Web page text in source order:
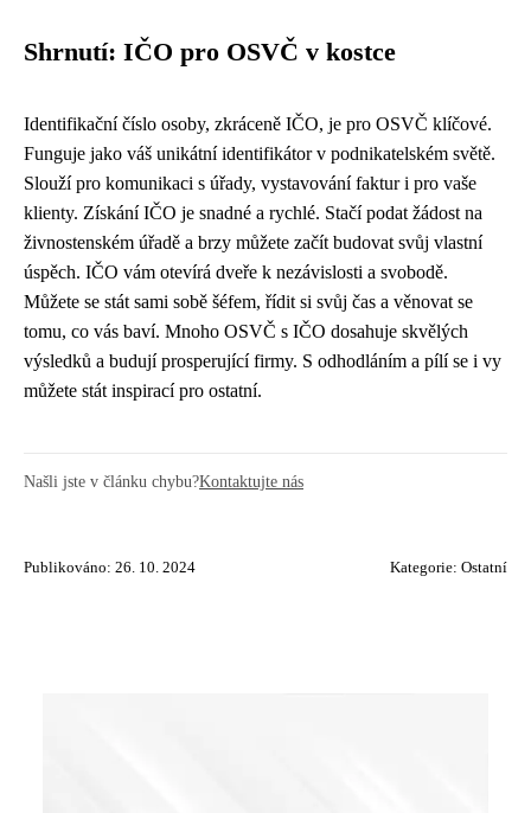
Shrnutí: IČO pro OSVČ v kostce
Identifikační číslo osoby, zkráceně IČO, je pro OSVČ klíčové.
Funguje jako váš unikátní identifikátor v podnikatelském světě.
Slouží pro komunikaci s úřady, vystavování faktur i pro vaše
klienty. Získání IČO je snadné a rychlé. Stačí podat žádost na
živnostenském úřadě a brzy můžete začít budovat svůj vlastní
úspěch. IČO vám otevírá dveře k nezávislosti a svobodě.
Můžete se stát sami sobě šéfem, řídit si svůj čas a věnovat se
tomu, co vás baví. Mnoho OSVČ s IČO dosahuje skvělých
výsledků a budují prosperující firmy. S odhodláním a pílí se i vy
můžete stát inspirací pro ostatní.
Našli jste v článku chybu?Kontaktujte nás
Publikováno: 26. 10. 2024 Kategorie: Ostatní